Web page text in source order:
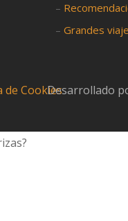
–
–Grandes
de CookiesDesarrollado